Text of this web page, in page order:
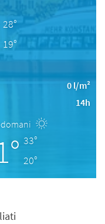
28°
19°
0 l/m²
14h
33°
20°